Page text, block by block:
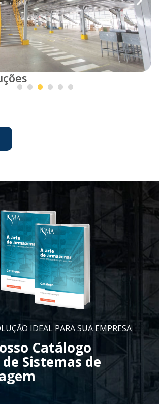
IDEAL PARA SUA EMPRESA
Catálogo
Sistemas de